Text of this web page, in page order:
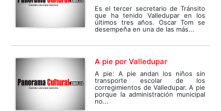
Es el tercer secretario de Tránsito
que ha tenido Valledupar en los
últimos tres años. Oscar Tom se
desempeña en una de las más...
A pie por Valledupar
A pie: A pie andan los niños sin
transporte escolar de los
corregimientos de Valledupar. A pie
porque la administración municipal
no...